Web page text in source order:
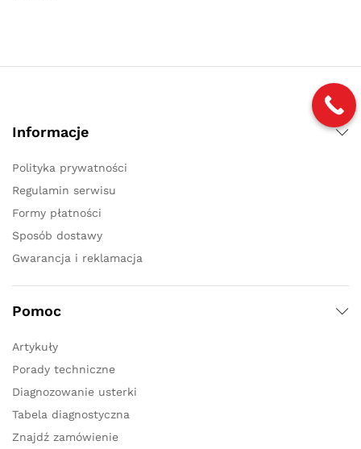
Informacje
Polityka prywatności
Regulamin serwisu
Formy płatności
Sposób dostawy
Gwarancja i reklamacja
Pomoc
Artykuły
Porady techniczne
Diagnozowanie usterki
Tabela diagnostyczna
Znajdź zamówienie